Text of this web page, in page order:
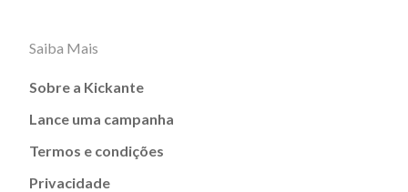
Saiba Mais
Sobre a Kickante
Lance uma campanha
Termos e condições
Privacidade